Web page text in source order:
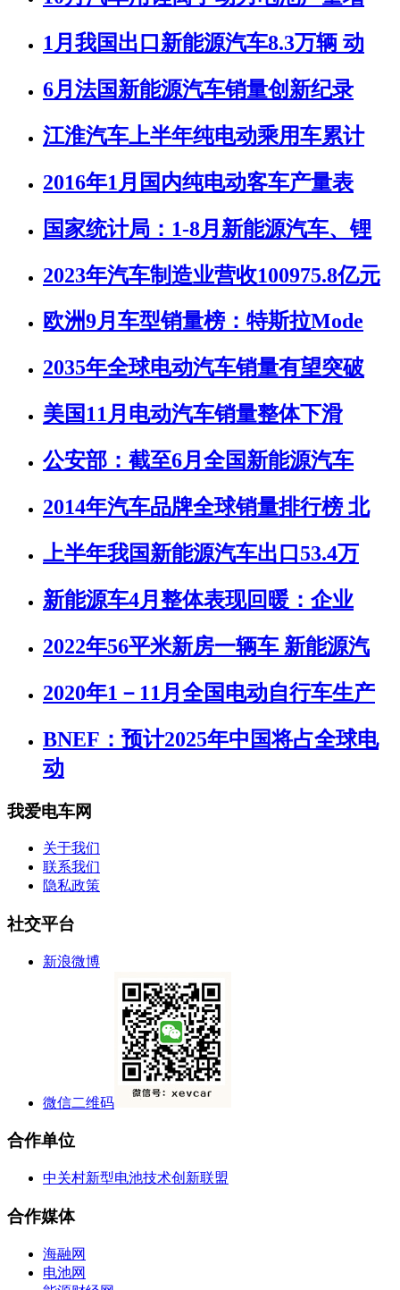
1月我国出口新能源汽车8.3万辆 动
6月法国新能源汽车销量创新纪录
江淮汽车上半年纯电动乘用车累计
2016年1月国内纯电动客车产量表
国家统计局：1-8月新能源汽车、锂
2023年汽车制造业营收100975.8亿元
欧洲9月车型销量榜：特斯拉Mode
2035年全球电动汽车销量有望突破
美国11月电动汽车销量整体下滑
公安部：截至6月全国新能源汽车
2014年汽车品牌全球销量排行榜 北
上半年我国新能源汽车出口53.4万
新能源车4月整体表现回暖：企业
2022年56平米新房一辆车 新能源汽
2020年1－11月全国电动自行车生产
BNEF：预计2025年中国将占全球电
动
我爱电车网
关于我们
联系我们
隐私政策
社交平台
新浪微博
微信二维码
合作单位
中关村新型电池技术创新联盟
合作媒体
海融网
电池网